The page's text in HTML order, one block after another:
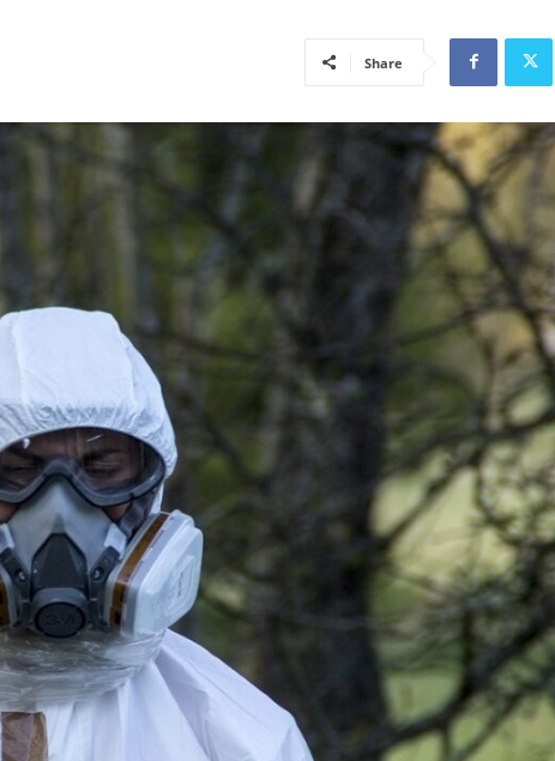
Share